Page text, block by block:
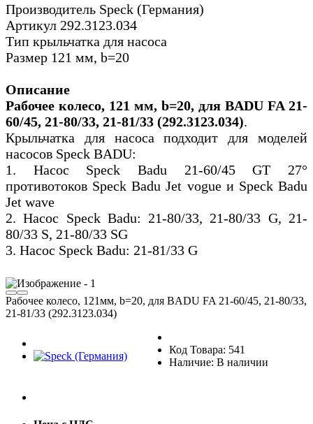
Производитель Speck (Германия)
Артикул 292.3123.034
Тип крыльчатка для насоса
Размер 121 мм, b=20
Описание
Рабочее колесо, 121 мм, b=20, для BADU FA 21-
60/45, 21-80/33, 21-81/33 (292.3123.034).
Крыльчатка для насоса подходит для моделей
насосов Speck BADU:
1. Насос Speck Badu 21-60/45 GT 27°
противотоков Speck Badu Jet vogue и Speck Badu
Jet wave
2. Насос Speck Badu: 21-80/33, 21-80/33 G, 21-
80/33 S, 21-80/33 SG
3. Насос Speck Badu: 21-81/33 G
Рабочее колесо, 121мм, b=20, для BADU FA 21-60/45, 21-80/33,
21-81/33 (292.3123.034)
Код Товара: 541
Наличие: В наличии